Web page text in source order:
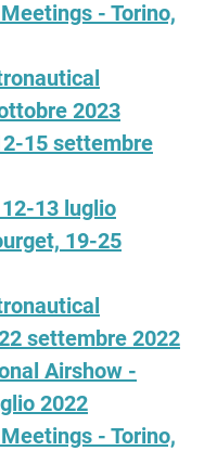
- Torino,
2023
15 settembre
13 luglio
19-25
settembre 2022
Airshow -
2022
- Torino,